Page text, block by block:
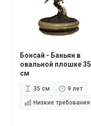
Бонсай - Баньян в
овальной плошке 35
см
35 см
9 лет
Низкие требования